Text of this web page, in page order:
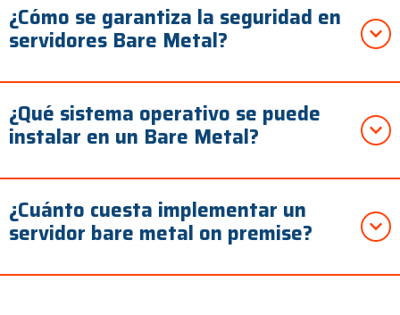
¿Cómo se garantiza la seguridad en
servidores Bare Metal?
¿Qué sistema operativo se puede
instalar en un Bare Metal?
¿Cuánto cuesta implementar un
servidor bare metal on premise?